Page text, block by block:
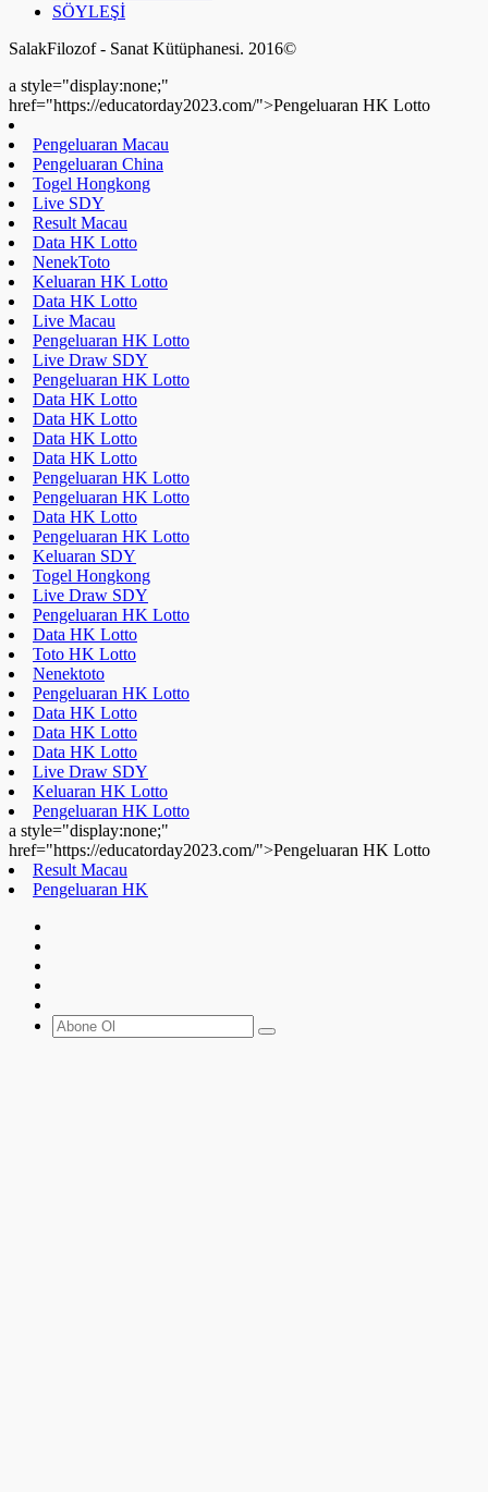
SÖYLEŞİ
SalakFilozof - Sanat Kütüphanesi. 2016©
a style="display:none;"
href="https://educatorday2023.com/">Pengeluaran HK Lotto
Pengeluaran Macau
Pengeluaran China
Togel Hongkong
Live SDY
Result Macau
Data HK Lotto
NenekToto
Keluaran HK Lotto
Data HK Lotto
Live Macau
Pengeluaran HK Lotto
Live Draw SDY
Pengeluaran HK Lotto
Data HK Lotto
Data HK Lotto
Data HK Lotto
Data HK Lotto
Pengeluaran HK Lotto
Pengeluaran HK Lotto
Data HK Lotto
Pengeluaran HK Lotto
Keluaran SDY
Togel Hongkong
Live Draw SDY
Pengeluaran HK Lotto
Data HK Lotto
Toto HK Lotto
Nenektoto
Pengeluaran HK Lotto
Data HK Lotto
Data HK Lotto
Data HK Lotto
Live Draw SDY
Keluaran HK Lotto
Pengeluaran HK Lotto
a style="display:none;"
href="https://educatorday2023.com/">Pengeluaran HK Lotto
Result Macau
Pengeluaran HK